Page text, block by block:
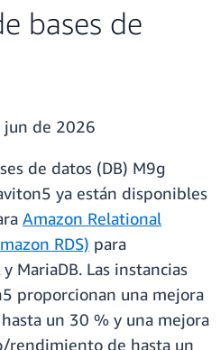
bases de
jun de 2026
de datos (DB) M9g
ya están disponibles
Amazon Relational
RDS) para
MariaDB. Las instancias
proporcionan una mejora
un 30 % y una mejora
rendimiento de hasta un